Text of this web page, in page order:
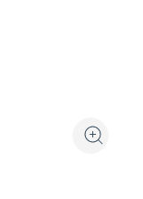
Προβολή